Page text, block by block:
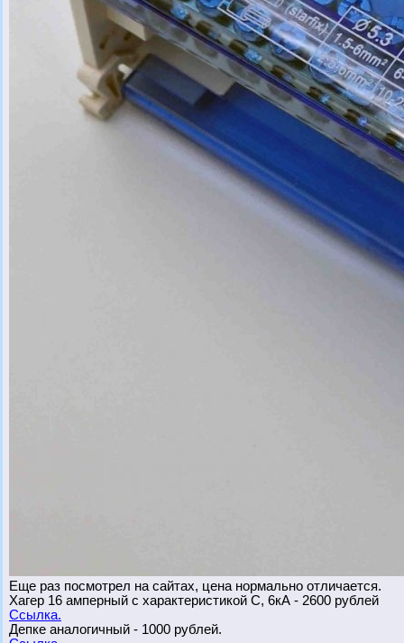
Еще раз посмотрел на сайтах, цена нормально отличается.
Хагер 16 амперный с характеристикой С, 6кА - 2600 рублей
Ссылка.
Депке аналогичный - 1000 рублей.